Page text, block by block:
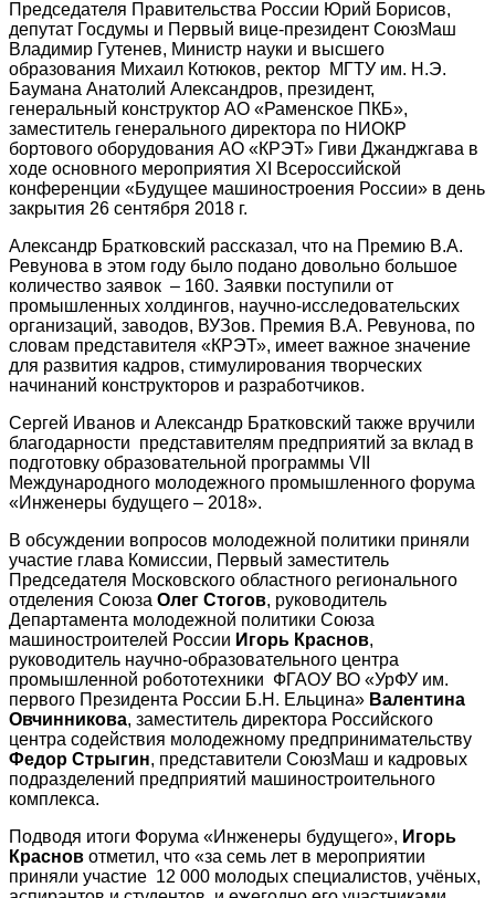
Председателя Правительства России Юрий Борисов,
депутат Госдумы и Первый вице-президент СоюзМаш
Владимир Гутенев, Министр науки и высшего
образования Михаил Котюков, ректор МГТУ им. Н.Э.
Баумана Анатолий Александров, президент,
генеральный конструктор АО «Раменское ПКБ»,
заместитель генерального директора по НИОКР
бортового оборудования АО «КРЭТ» Гиви Джанджгава в
ходе основного мероприятия XI Всероссийской
конференции «Будущее машиностроения России» в день
закрытия 26 сентября 2018 г.
Александр Братковский рассказал, что на Премию В.А.
Ревунова в этом году было подано довольно большое
количество заявок – 160. Заявки поступили от
промышленных холдингов, научно-исследовательских
организаций, заводов, ВУЗов. Премия В.А. Ревунова, по
словам представителя «КРЭТ», имеет важное значение
для развития кадров, стимулирования творческих
начинаний конструкторов и разработчиков.
Сергей Иванов и Александр Братковский также вручили
благодарности представителям предприятий за вклад в
подготовку образовательной программы VII
Международного молодежного промышленного форума
«Инженеры будущего – 2018».
В обсуждении вопросов молодежной политики приняли
участие глава Комиссии, Первый заместитель
Председателя Московского областного регионального
отделения Союза Олег Стогов, руководитель
Департамента молодежной политики Союза
машиностроителей России Игорь Краснов,
руководитель научно-образовательного центра
промышленной робототехники ФГАОУ ВО «УрФУ им.
первого Президента России Б.Н. Ельцина» Валентина
Овчинникова, заместитель директора Российского
центра содействия молодежному предпринимательству
Федор Стрыгин, представители СоюзМаш и кадровых
подразделений предприятий машиностроительного
комплекса.
Подводя итоги Форума «Инженеры будущего», Игорь
Краснов отметил, что «за семь лет в мероприятии
приняли участие 12 000 молодых специалистов, учёных,